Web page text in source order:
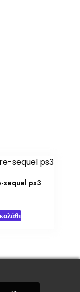
sequel ps3